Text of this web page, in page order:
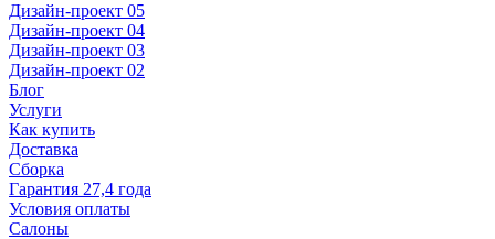
Дизайн-проект 05
Дизайн-проект 04
Дизайн-проект 03
Дизайн-проект 02
Блог
Услуги
Как купить
Доставка
Сборка
Гарантия 27,4 года
Условия оплаты
Салоны